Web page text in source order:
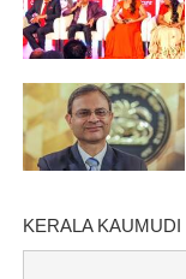
KERALA KAUMUDI